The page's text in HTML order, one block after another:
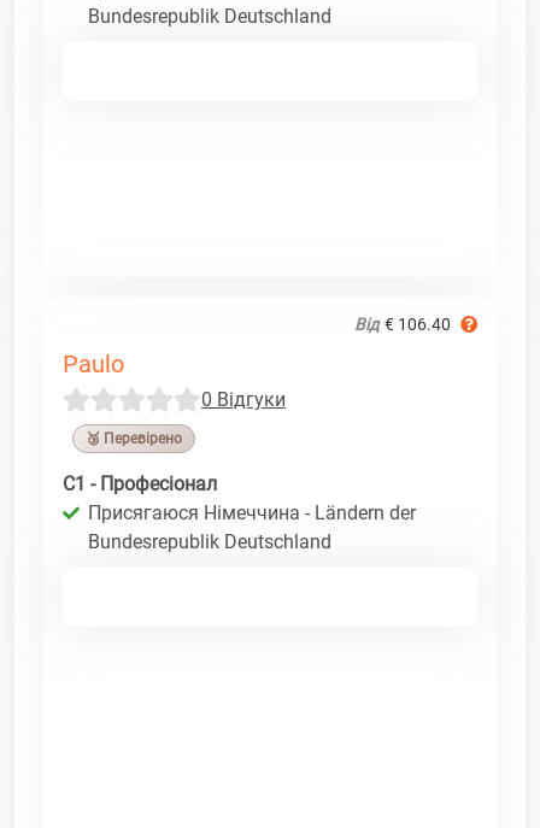
Bundesrepublik Deutschland
Від € 106.40
Paulo
0 Відгуки
🥉 Перевірено
C1 - Професіонал
Присягаюся Німеччина - Ländern der
Bundesrepublik Deutschland